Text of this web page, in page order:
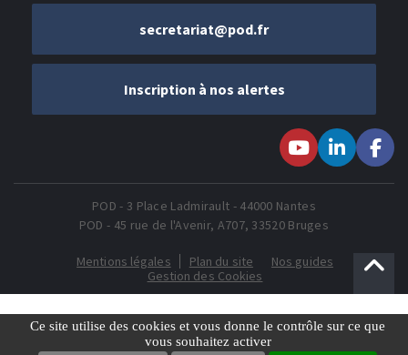
Ce site utilise des cookies et vous donne le contrôle sur ce que
vous souhaitez activer
secretariat@pod.fr
Inscription à nos alertes
Youtubesur LinkedIn
nous sur
POD - 3 Place Ladmirault - 44000 Nantes
POD - 45 rue de l'Avenir, A707, 33520 Bruges
Mentions légales Plan du site
Nos guides
Gestion des Cookies